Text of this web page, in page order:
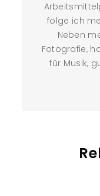
folge ich
Neben
Fotografie,
für Musik,